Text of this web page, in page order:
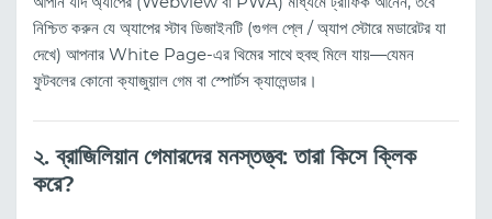
নিশ্চিত করুন যে অ্যাপের স্টাব ডিজাইনটি (গুগল প্লে / অ্যাপ স্টোরে মডারেটর যা
দেখে) আপনার White Page-এর থিমের সাথে হুবহু মিলে যায়—যেমন
ফুটবলের কোনো ক্যাজুয়াল গেম বা স্পোর্টস ক্যালেন্ডার।
২. ব্রাজিলিয়ান গেমারদের মনস্তত্ত্ব: তারা কিসে ক্লিক
করে?